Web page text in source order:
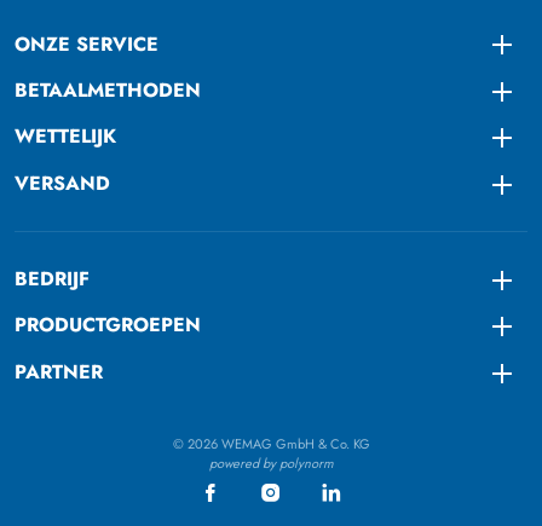
ONZE SERVICE
BETAALMETHODEN
WETTELIJK
VERSAND
BEDRIJF
PRODUCTGROEPEN
PARTNER
© 2026 WEMAG GmbH & Co. KG
powered by polynorm